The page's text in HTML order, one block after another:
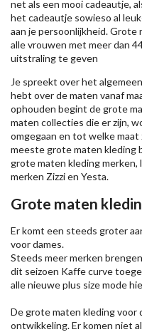
net als een mooi cadeautje,
het cadeautje sowieso al
aan je persoonlijkheid. Grote
alle vrouwen met meer dan
uitstraling te geven
Je spreekt over het
hebt over de maten vanaf
ophouden begint de grote
maten collecties die er zijn,
omgegaan en tot welke
meeste grote maten kleding
grote maten kleding
merken Zizzien Yesta.
Grote maten
Er komt een steeds groter
voor dames.
Steeds meer merken
dit seizoen Kaffecurve
alle nieuweplus size mode
De grote maten kleding voor
ontwikkeling. Er komen niet